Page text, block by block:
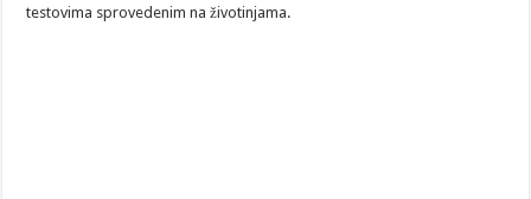
testovima sprovedenim na životinjama.